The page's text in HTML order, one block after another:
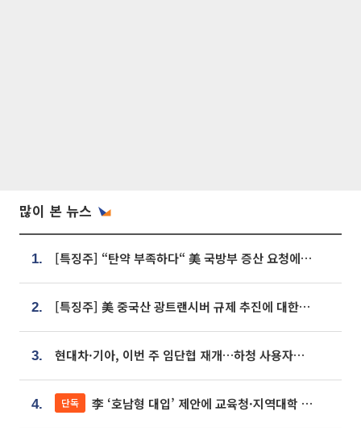
많이 본 뉴스
1. [특징주] “탄약 부족하다“ 美 국방부 증산 요청에⋯국내 방산주 급등세
2. [특징주] 美 중국산 광트랜시버 규제 추진에 대한광통신 등 광통신株 강세
3. 현대차·기아, 이번 주 임단협 재개…하청 사용자성 재심도 ‘변수’
4. 단독 李 ‘호남형 대입’ 제안에 교육청·지역대학 서·논술형 입시 연계 '착수'